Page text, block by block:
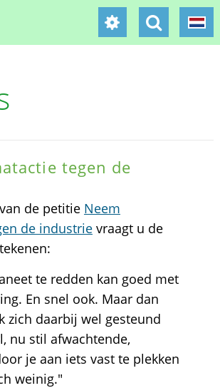
tegen de
van de petitie Neem
de industrievraagt u de
te redden kan goed met
En snel ook. Maar dan
zich daarbij wel gesteund
nu stil afwachtende,
je aan iets vast te plekken
weinig."